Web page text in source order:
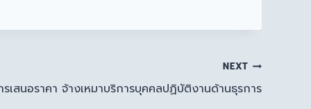
NEXT
รเสนอราคา จ้างเหมาบริการบุคคลปฏิบัติงานด้านธุรการ